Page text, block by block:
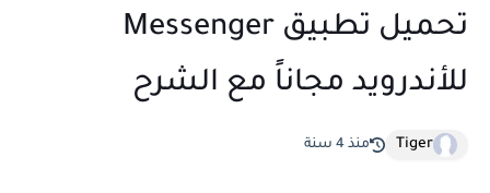
للأندرويد مجاناً مع الشرح
Tiger منذ 4 سنة